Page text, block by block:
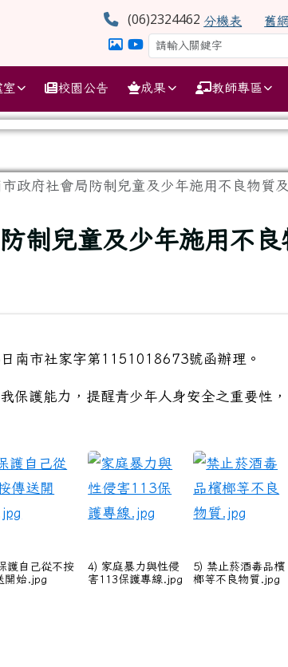
(06)2324462 分機表 舊
室 校園公告 成果 教師專區
政府社會局防制兒童及少年施用不良物質
制兒童及少年施用不
份
南市社家字第1151018673號函辦理。
保護能力，提醒青少年人身安全之重要性
護自己從不按
開始.jpg
4) 家庭暴力與性侵
害113保護專線.jpg
5) 禁止菸酒毒品檳
榔等不良物質.jpg